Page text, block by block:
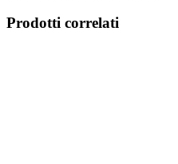
Prodotti correlati